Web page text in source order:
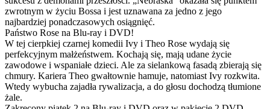
zwrotnym w życiu Bossa i jest uznawana za jedno z jego
najbardziej ponadczasowych osiągnięć.
Państwo Rose na Blu-ray i DVD!
W tej cierpkiej czarnej komedii Ivy i Theo Rose wydają się
perfekcyjnym małżeństwem. Kochają się, mają udane życie
zawodowe i wspaniałe dzieci. Ale za sielankową fasadą zbierają się
chmury. Kariera Theo gwałtownie hamuje, natomiast Ivy rozkwita.
Wtedy wybucha zajadła rywalizacja, a do głosu dochodzą tłumione
żale.